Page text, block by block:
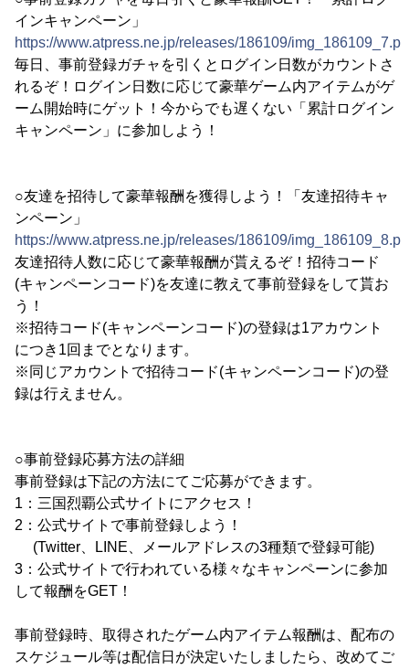
インキャンペーン」
https://www.atpress.ne.jp/releases/186109/
毎日、事前登録ガチャを引くとログイン日数がカウントさ
れるぞ！ログイン日数に応じて豪華ゲーム内アイテムがゲ
ーム開始時にゲット！今からでも遅くない「累計ログイン
キャンペーン」に参加しよう！
○友達を招待して豪華報酬を獲得しよう！「友達招待キャ
ンペーン」
https://www.atpress.ne.jp/releases/186109/
友達招待人数に応じて豪華報酬が貰えるぞ！招待コード
(キャンペーンコード)を友達に教えて事前登録をして貰お
う！
※招待コード(キャンペーンコード)の登録は1アカウント
につき1回までとなります。
※同じアカウントで招待コード(キャンペーンコード)の登
録は行えません。
○事前登録応募方法の詳細
事前登録は下記の方法にてご応募ができます。
1：三国烈覇公式サイトにアクセス！
2：公式サイトで事前登録しよう！
(Twitter、LINE、メールアドレスの3種類で登録可能)
3：公式サイトで行われている様々なキャンペーンに参加
して報酬をGET！
事前登録時、取得されたゲーム内アイテム報酬は、配布の
スケジュール等は配信日が決定いたしましたら、改めてご